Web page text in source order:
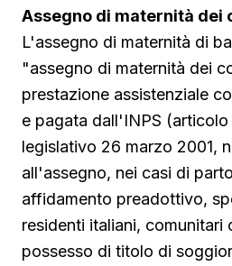
Assegno di maternità dei
L'assegno di maternità di
"assegno di maternità dei
prestazione assistenziale
e pagata dall'INPS
legislativo 26 marzo 2001,
all'assegno, nei casi di
affidamento preadottivo,
residenti italiani, comunitari
possesso di titolo di